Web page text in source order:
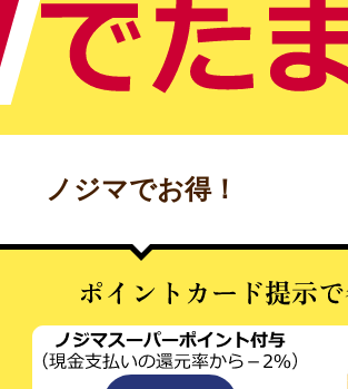
ノジマでお得！